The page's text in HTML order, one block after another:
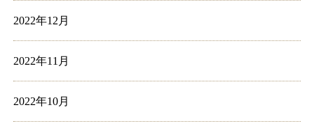
2022年12月
2022年11月
2022年10月